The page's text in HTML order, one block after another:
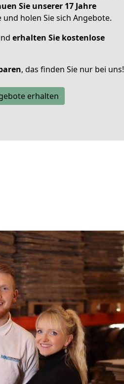
Sie unserer 17 Jahre
holen Sie sich Angebote.
erhalten Sie kostenlose
, das finden Sie nur bei uns!
erhalten